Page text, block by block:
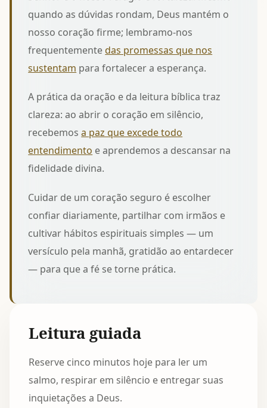
quando as dúvidas rondam, Deus mantém o
nosso coração firme; lembramo-nos
frequentementedas promessas que nos
sustentam para fortalecer a esperança.
A prática da oração e da leitura bíblica traz
clareza: ao abrir o coração em silêncio,
recebemosa paz que excede todo
entendimento e aprendemos a descansar na
fidelidade divina.
Cuidar de um coração seguro é escolher
confiar diariamente, partilhar com irmãos e
cultivar hábitos espirituais simples — um
versículo pela manhã, gratidão ao entardecer
— para que a fé se torne prática.
Leitura guiada
Reserve cinco minutos hoje para ler um
salmo, respirar em silêncio e entregar suas
inquietações a Deus.